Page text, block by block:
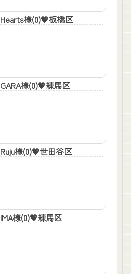
Hearts様(0)💖板橋区
GARA様(0)💖練馬区
Ruju様(0)💖世田谷区
IMA様(0)💖練馬区